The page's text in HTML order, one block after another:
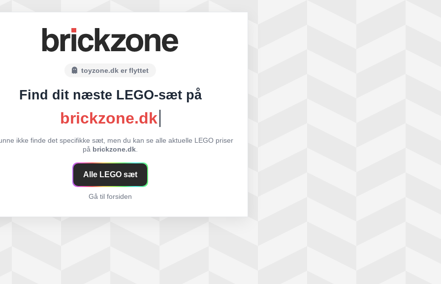
toyzone.dk er flyttet
Find dit næste LEGO-sæt på
brickzone.dk
ikke finde det specifikke sæt, men du kan se alle aktuelle LEGO priser
på brickzone.dk.
Alle LEGO sæt
Gå til forsiden